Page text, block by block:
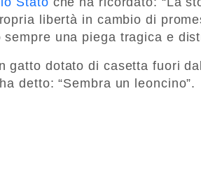
libertà in cambio di
una piega tragica e
gatto dotato di casetta fuori
detto: “Sembra un leoncino”.